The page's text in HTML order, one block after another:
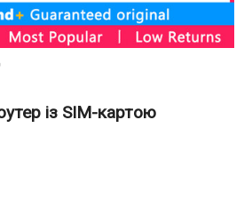
із SIM-картою